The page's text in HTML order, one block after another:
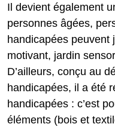
Il devient également
personnes âgées,
handicapées peuvent
motivant, jardin
D’ailleurs, conçu au
handicapées, il a été
handicapées : c’est
éléments (bois et